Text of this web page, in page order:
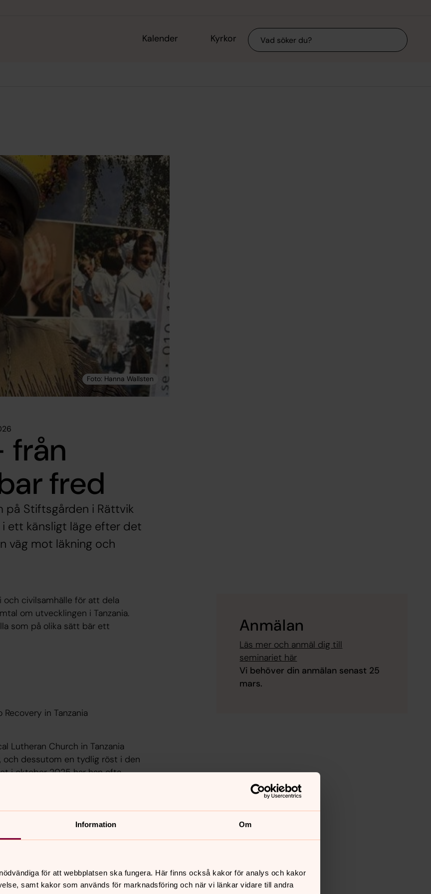
Information Om
för att webbplatsen ska fungera. Här finns också kakor för analys och kakor
samt kakor som används för marknadsföring och när vi länkar vidare till andra
Kalender Kyrkor Sök
från
fred
på Stiftsgården i Rättvik
i ett känsligt läge efter det
väg mot läkning och
och civilsamhälle för att dela
om utvecklingen i Tanzania.
som på olika sätt bär ett
in Tanzania
Lutheran Church in Tanzania
och dessutom en tydlig röst i den
i oktober 2025 har han ofta
våren 2026 är han gäst på
SK Media. Han är känd för sina
rättigheter och är en viktig röst
Anmälan
Läs mer och anmäl dig till
seminariet här
Vi behöver din anmälan senast 25
mars.